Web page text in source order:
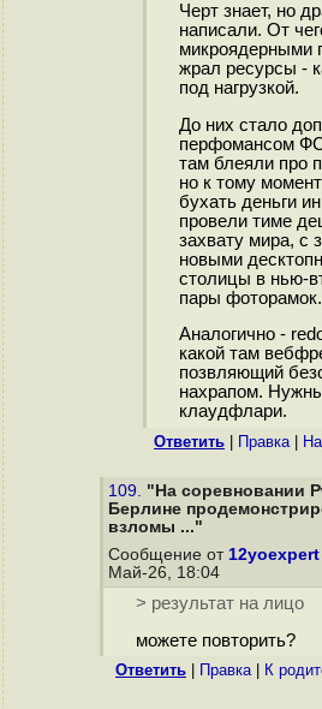
Черт знает, но
написали. От
микроядерными
жрал ресурсы -
под нагрузкой.
До них стало
перфомансом
там блеяли про
но к тому
бухать деньги
провели тиме
захвату мира, с
новыми
столицы в нью-
пары фоторамок.
Аналогично -
какой там
позвляющий
нахрапом.
клаудфлари.
Ответить Правка|
109. "На соревновании
Берлине
взломы ..."
Сообщение от 12yoexpert
Май-26, 18:04
> результат на лицо
можете повторить?
Ответить Правка| К